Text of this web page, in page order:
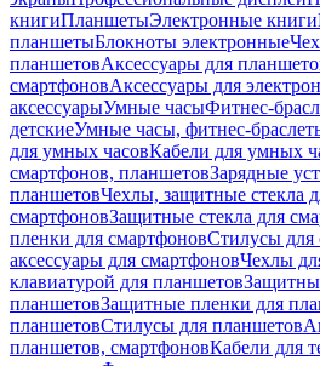
книгиПланшетыЭлектронные книги
планшетыБлокноты электронные
планшетовАксессуары для
смартфоновАксессуары для
аксессуарыУмные часыФитнес-
детскиеУмные часы, фитнес-
для умных часовКабели для умных
смартфонов, планшетовЗарядные
планшетовЧехлы, защитные стекла
смартфоновЗащитные стекла для
пленки для смартфоновСтилусы для
аксессуары для смартфоновЧехлы
клавиатурой для планшетов
планшетовЗащитные пленки для
планшетовСтилусы для планшетов
планшетов, смартфоновКабели для